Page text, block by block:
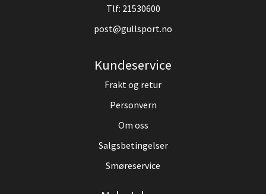
Tlf: 21530600
post@gullsport.no
Kundeservice
Frakt og retur
Personvern
Om oss
Salgsbetingelser
Smøreservice